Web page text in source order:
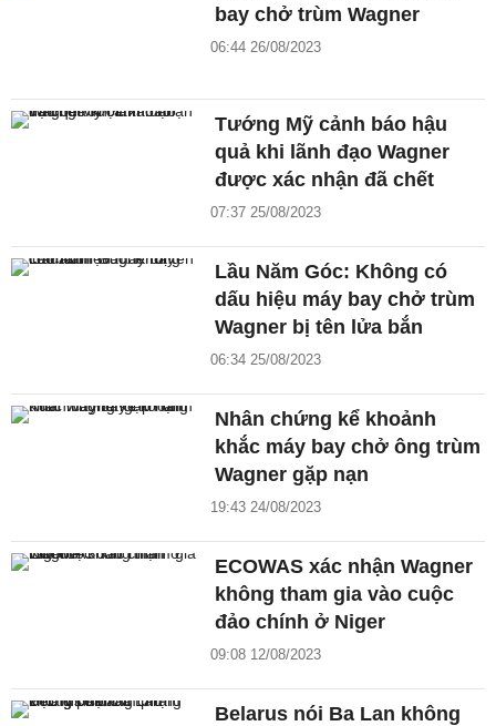
bay chở trùm Wagner
06:44 26/08/2023
Tướng Mỹ cảnh báo hậu
quả khi lãnh đạo Wagner
được xác nhận đã chết
07:37 25/08/2023
Lầu Năm Góc: Không có
dấu hiệu máy bay chở trùm
Wagner bị tên lửa bắn
06:34 25/08/2023
Nhân chứng kể khoảnh
khắc máy bay chở ông trùm
Wagner gặp nạn
19:43 24/08/2023
ECOWAS xác nhận Wagner
không tham gia vào cuộc
đảo chính ở Niger
09:08 12/08/2023
Belarus nói Ba Lan không